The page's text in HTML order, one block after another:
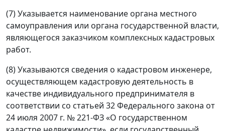
(7) Указывается наименование органа местного
самоуправления или органа государственной власти,
являющегося заказчиком комплексных кадастровых
работ.
(8) Указываются сведения о кадастровом инженере,
осуществляющем кадастровую деятельность в
качестве индивидуального предпринимателя в
соответствии со статьей 32 Федерального закона от
24 июля 2007 г. № 221-ФЗ «О государственном